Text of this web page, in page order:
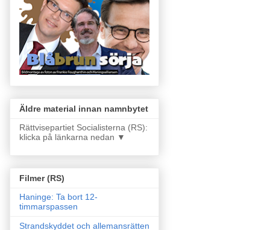
Äldre material innan namnbytet
Rättvisepartiet Socialisterna (RS):
klicka på länkarna nedan ▼
Filmer (RS)
Haninge: Ta bort 12-
timmarspassen
Strandskyddet och allemansrätten